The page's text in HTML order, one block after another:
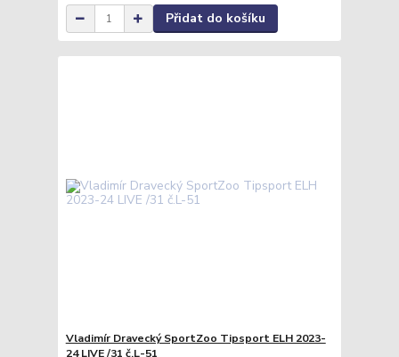
Přidat do košíku
Vladimír Dravecký SportZoo Tipsport ELH 2023-
24 LIVE /31 č.L-51